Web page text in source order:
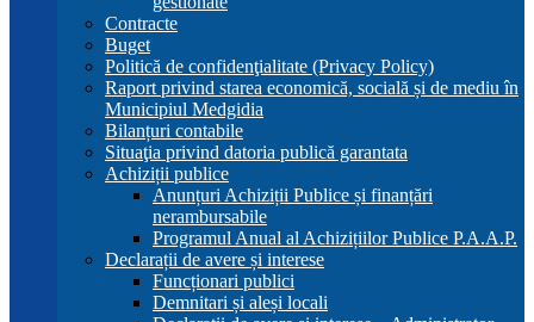
Contracte
Buget
Politică de confidenţialitate (Privacy Policy)
Raport privind starea economică, socială și de mediu în
Municipiul Medgidia
Bilanțuri contabile
Situaţia privind datoria publică garantata
Achiziții publice
Anunțuri Achiziții Publice și finanțări
nerambursabile
Programul Anual al Achizițiilor Publice P.A.A.P.
Declarații de avere și interese
Funcționari publici
Demnitari și aleși locali